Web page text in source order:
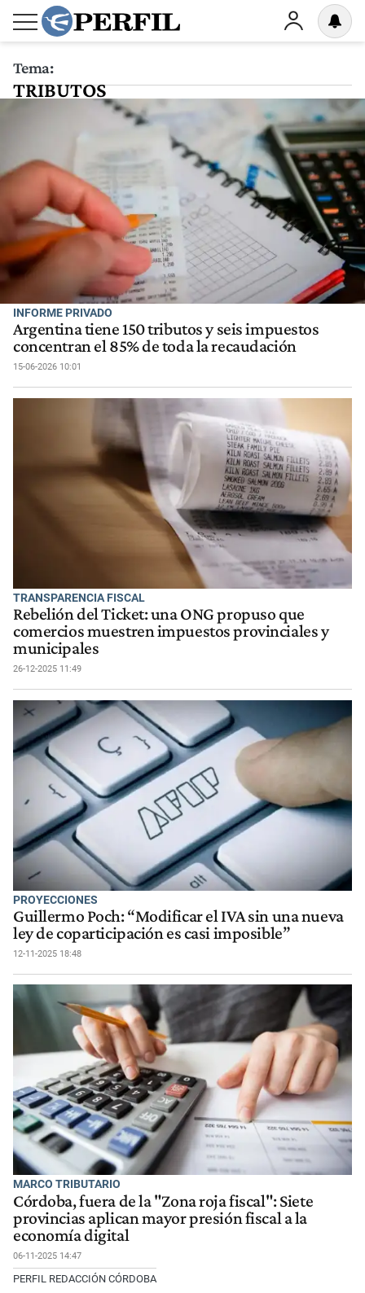
Tema:
TRIBUTOS
INFORME PRIVADO
Argentina tiene 150 tributos y seis impuestos
concentran el 85% de toda la recaudación
15-06-2026 10:01
TRANSPARENCIA FISCAL
Rebelión del Ticket: una ONG propuso que
comercios muestren impuestos provinciales y
municipales
26-12-2025 11:49
PROYECCIONES
Guillermo Poch: “Modificar el IVA sin una nueva
ley de coparticipación es casi imposible”
12-11-2025 18:48
MARCO TRIBUTARIO
Córdoba, fuera de la "Zona roja fiscal": Siete
provincias aplican mayor presión fiscal a la
economía digital
06-11-2025 14:47
PERFIL REDACCIÓN CÓRDOBA